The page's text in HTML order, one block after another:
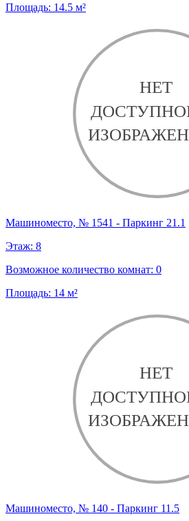
Площадь: 14.5 м²
Машиноместо, № 1541 - Паркинг 21.1
Этаж: 8
Возможное количество комнат: 0
Площадь: 14 м²
Машиноместо, № 140 - Паркинг 11.5